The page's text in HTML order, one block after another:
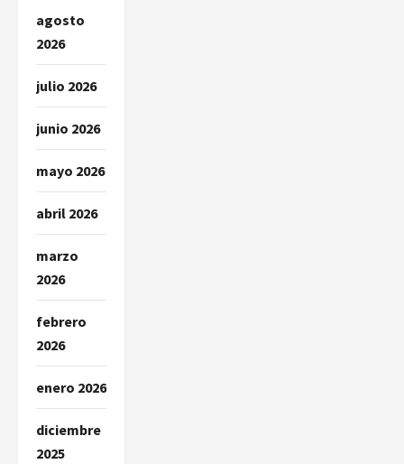
d
a
s
agosto
2026
julio 2026
junio 2026
mayo 2026
abril 2026
marzo
2026
febrero
2026
enero 2026
diciembre
2025